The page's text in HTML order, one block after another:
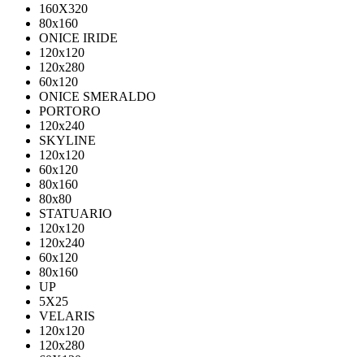
160X320
80х160
ONICE IRIDE
120x120
120x280
60x120
ONICE SMERALDO
PORTORO
120x240
SKYLINE
120x120
60x120
80x160
80x80
STATUARIO
120x120
120x240
60x120
80x160
UP
5Х25
VELARIS
120х120
120х280